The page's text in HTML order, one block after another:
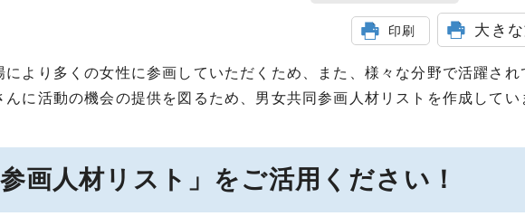
印刷 大き
より多くの女性に参画していただくため、また、様々な分野で活躍され
に活動の機会の提供を図るため、男女共同参画人材リストを作成してい
画人材リスト」をご活用ください！